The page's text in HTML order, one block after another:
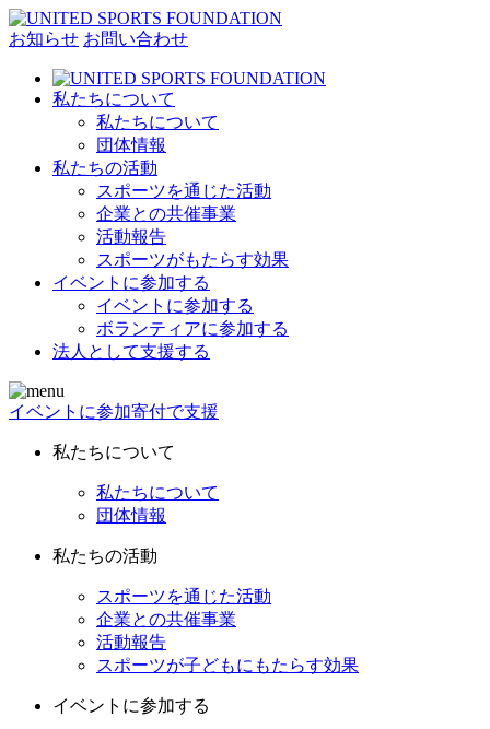
お知らせ お問い合わせ
私たちについて
私たちについて
団体情報
私たちの活動
スポーツを通じた活動
企業との共催事業
活動報告
スポーツがもたらす効果
イベントに参加する
イベントに参加する
ボランティアに参加する
法人として支援する
イベントに参加寄付で支援
私たちについて
私たちについて
団体情報
私たちの活動
スポーツを通じた活動
企業との共催事業
活動報告
スポーツが子どもにもたらす効果
イベントに参加する